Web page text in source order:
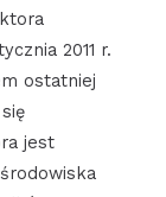
2011 r.
ostatniej
jest